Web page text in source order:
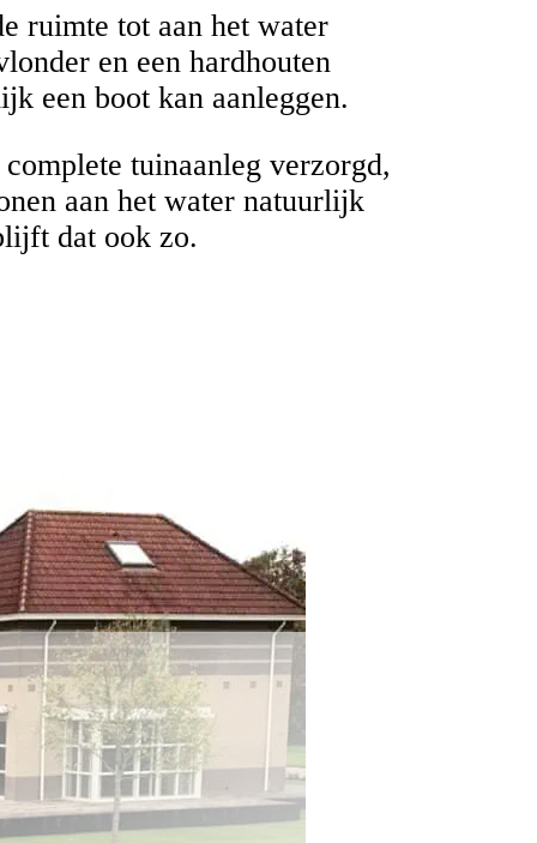
ruimte tot aan het water
en een hardhouten
een boot kan aanleggen.
tuinaanleg verzorgd,
aan het water natuurlijk
dat ook zo.